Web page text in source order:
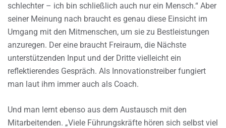
schlechter – ich bin schließlich auch nur ein Mensch.“ Aber
seiner Meinung nach braucht es genau diese Einsicht im
Umgang mit den Mitmenschen, um sie zu Bestleistungen
anzuregen. Der eine braucht Freiraum, die Nächste
unterstützenden Input und der Dritte vielleicht ein
reflektierendes Gespräch. Als Innovationstreiber fungiert
man laut ihm immer auch als Coach.
Und man lernt ebenso aus dem Austausch mit den
Mitarbeitenden. „Viele Führungskräfte hören sich selbst viel